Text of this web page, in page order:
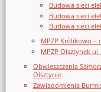
Budowa sieci
Budowa sieci
Budowa sieci
MPZP Królikowo –
MPZP Olsztynek
Obwieszczenia
Olsztynie
Zawiadomienia